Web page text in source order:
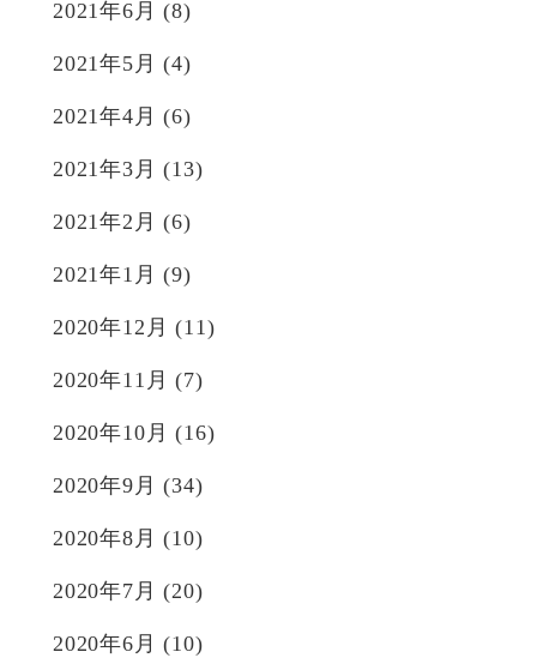
2021年6月 (8)
2021年5月 (4)
2021年4月 (6)
2021年3月 (13)
2021年2月 (6)
2021年1月 (9)
2020年12月 (11)
2020年11月 (7)
2020年10月 (16)
2020年9月 (34)
2020年8月 (10)
2020年7月 (20)
2020年6月 (10)